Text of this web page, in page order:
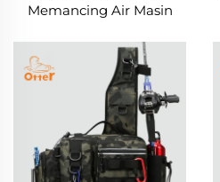
Memancing Air Masin